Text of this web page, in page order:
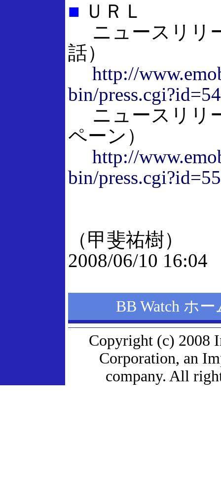
■ ＵＲＬ
ニュースリリ
話）
http://
bin/
ニュースリリ
ペーン）
http://
bin/
（甲斐祐樹）
2008/06/10 16:04
BB Watch ホ
Copyright (c) 2008
Corporation, an
company. All